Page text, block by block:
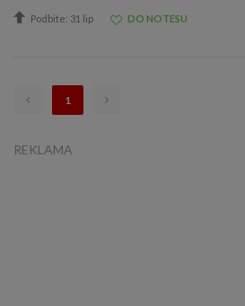
Podbite: 31 lip DO NOTESU
1
REKLAMA